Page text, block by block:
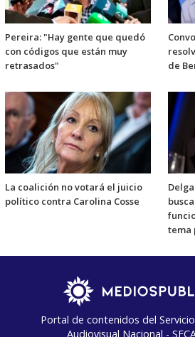
Pereira: "Hay gente que quedó
con códigos que están muy
retrasados"
de
La coalición no votará el juicio
político contra Carolina Cosse
tema
Portal de contenidos del
Audiovisual Nacional -